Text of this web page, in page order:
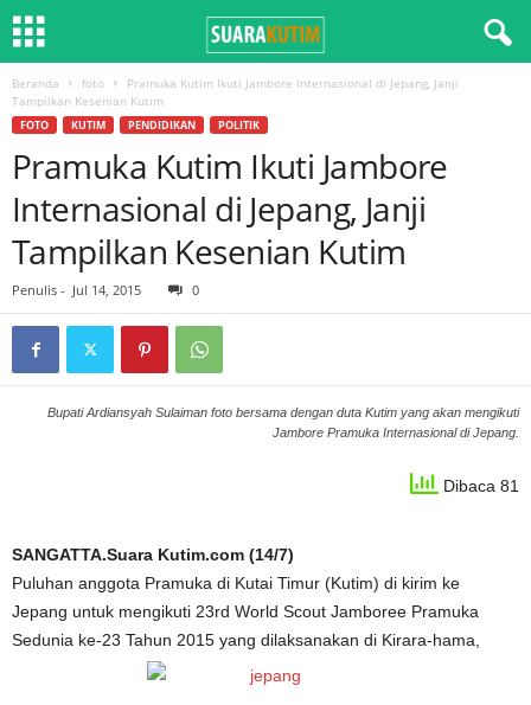
Beranda foto
Pramuka Kutim Ikuti Jambore Internasional di Jepang, Janji
Tampilkan Kesenian Kutim
FOTO KUTIM PENDIDIKAN POLITIK
Pramuka Kutim Ikuti Jambore
Internasional di Jepang, Janji
Tampilkan Kesenian Kutim
Penulis - Jul 14, 2015 0
Bupati Ardiansyah Sulaiman foto bersama dengan duta Kutim yang akan mengikuti
Jambore Pramuka Internasional di Jepang.
Dibaca 81
SANGATTA.Suara Kutim.com (14/7)
Puluhan anggota Pramuka di Kutai Timur (Kutim) di kirim ke
Jepang untuk mengikuti 23rd World Scout Jamboree Pramuka
Sedunia ke-23 Tahun 2015 yang dilaksanakan di Kirara-hama,